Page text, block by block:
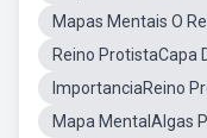
Mapas Mentais O
Reino ProtistaCapa
ImportanciaReino
Mapa MentalAlgas